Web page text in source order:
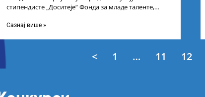
стипендисте „Доситеје“ Фонда за младе таленте,
министарка
Сазнај више »
< 1 … 11 12